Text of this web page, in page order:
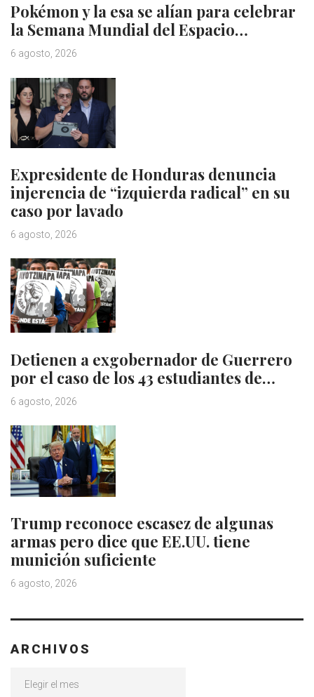
Pokémon y la esa se alían para celebrar
la Semana Mundial del Espacio…
6 agosto, 2026
Expresidente de Honduras denuncia
injerencia de “izquierda radical” en su
caso por lavado
6 agosto, 2026
Detienen a exgobernador de Guerrero
por el caso de los 43 estudiantes de…
6 agosto, 2026
Trump reconoce escasez de algunas
armas pero dice que EE.UU. tiene
munición suficiente
6 agosto, 2026
ARCHIVOS